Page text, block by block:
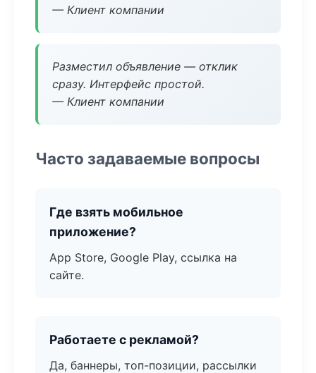
— Клиент компании
Разместил объявление — отклик
сразу. Интерфейс простой.
— Клиент компании
Часто задаваемые вопросы
Где взять мобильное
приложение?
App Store, Google Play, ссылка на
сайте.
Работаете с рекламой?
Да, баннеры, топ-позиции, рассылки